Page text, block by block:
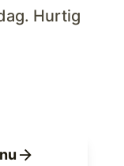
Hurtig
arrow_forward